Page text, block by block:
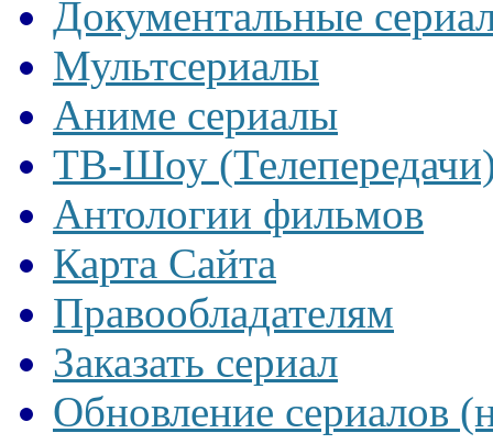
Документальные
Мультсериалы
Аниме сериалы
ТВ-Шоу
Антологии фильмов
Карта Сайта
Правообладателям
Заказать сериал
Обновление сериалов